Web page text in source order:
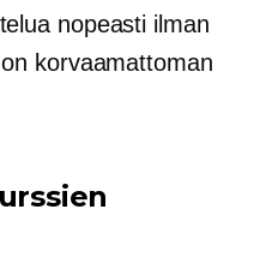
nopeasti ilman
korvaamattoman